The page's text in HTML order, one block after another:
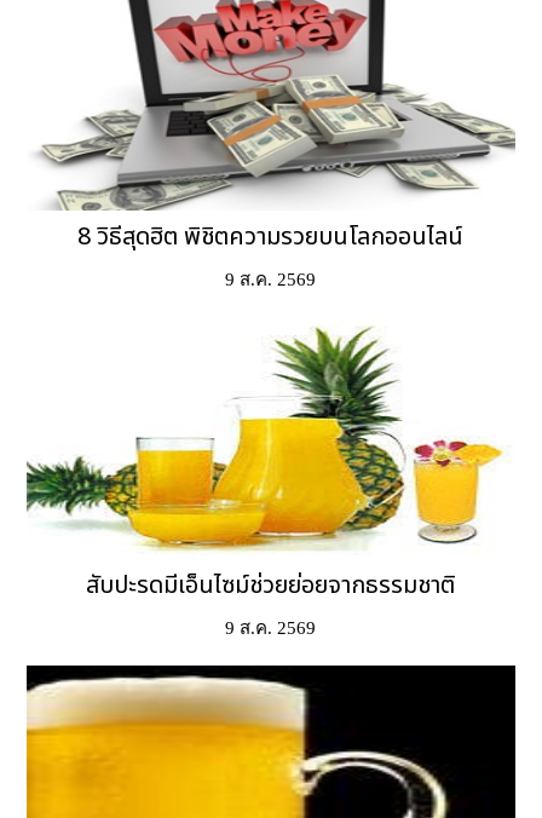
8 วิธีสุดฮิต พิชิตความรวยบนโลกออนไลน์
9 ส.ค. 2569
สับปะรดมีเอ็นไซม์ช่วยย่อยจากธรรมชาติ
9 ส.ค. 2569